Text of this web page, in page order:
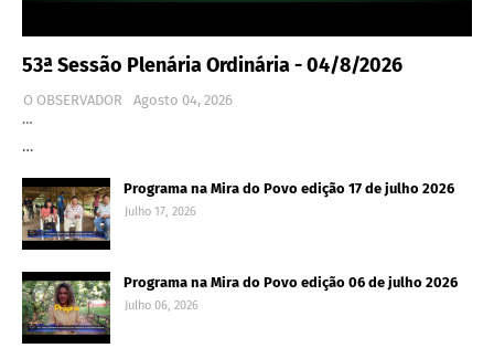
53ª Sessão Plenária Ordinária - 04/8/2026
O OBSERVADOR
Agosto 04, 2026
…
…
Programa na Mira do Povo edição 17 de julho 2026
Julho 17, 2026
Programa na Mira do Povo edição 06 de julho 2026
Julho 06, 2026